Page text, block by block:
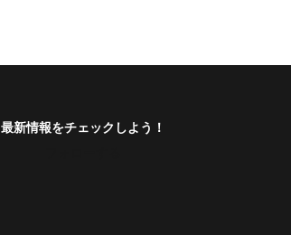
最新情報をチェックしよう！